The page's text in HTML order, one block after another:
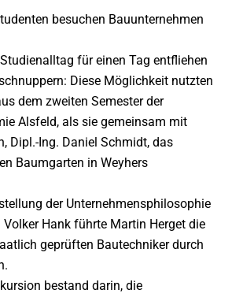
besuchen Bauunternehmen
für einen Tag entfliehen
Diese Möglichkeit nutzten
dem zweiten Semester der
Alsfeld, als sie gemeinsam mit
Dipl.-Ing. Daniel Schmidt, das
Baumgarten in Weyhers
der Unternehmensphilosophie
Volker Hank führte Martin Herget die
geprüften Bautechniker durch
bestand darin, die